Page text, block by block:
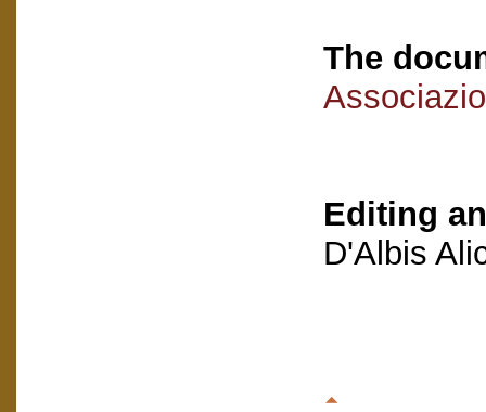
The
Editing
D'Albis